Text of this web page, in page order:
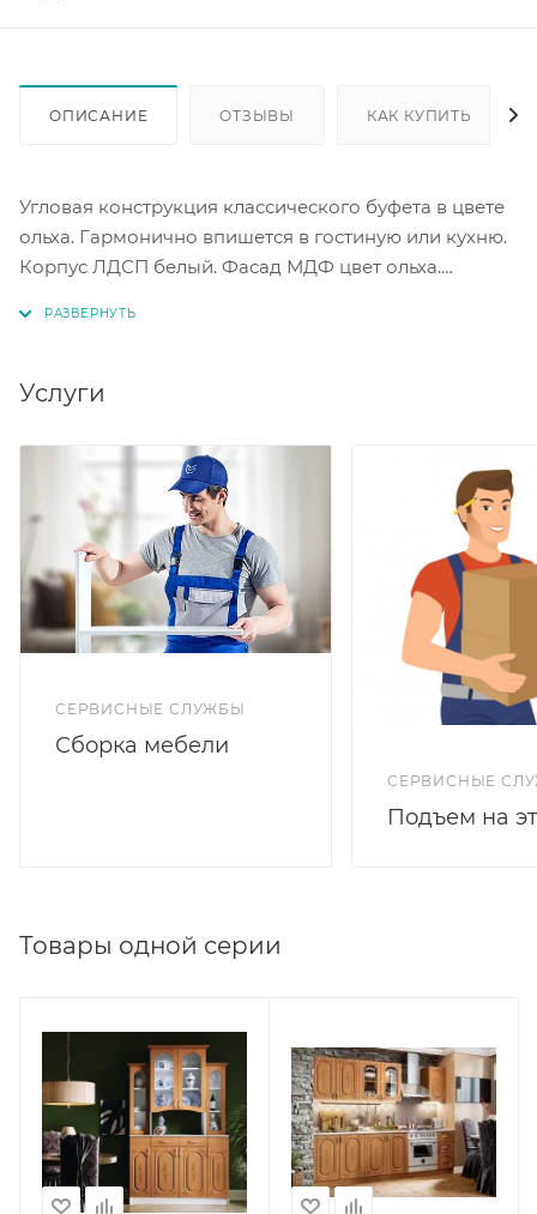
ОПИСАНИЕ ОТЗЫВЫ КАК КУПИТЬ
Угловая конструкция классического буфета в цвете
ольха. Гармонично впишется в гостиную или кухню.
Корпус ЛДСП белый. Фасад МДФ цвет ольха.
Услуги
СЕРВИСНЫЕ СЛУЖБЫ
Сборка мебели
СЕРВИСНЫЕ
Подъем на
Товары одной серии